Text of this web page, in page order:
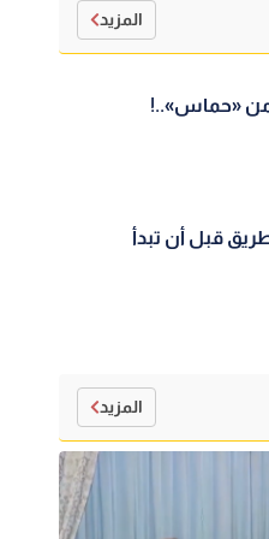
المزيد
«حماس»..!
قبل أن تبدأ
المزيد